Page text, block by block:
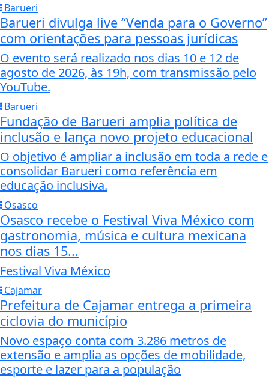
Barueri
Barueri divulga live “Venda para o Governo”
com orientações para pessoas jurídicas
O evento será realizado nos dias 10 e 12 de
agosto de 2026, às 19h, com transmissão pelo
YouTube.
Barueri
Fundação de Barueri amplia política de
inclusão e lança novo projeto educacional
O objetivo é ampliar a inclusão em toda a rede e
consolidar Barueri como referência em
educação inclusiva.
Osasco
Osasco recebe o Festival Viva México com
gastronomia, música e cultura mexicana
nos dias 15...
Festival Viva México
Cajamar
Prefeitura de Cajamar entrega a primeira
ciclovia do município
Novo espaço conta com 3.286 metros de
extensão e amplia as opções de mobilidade,
esporte e lazer para a população